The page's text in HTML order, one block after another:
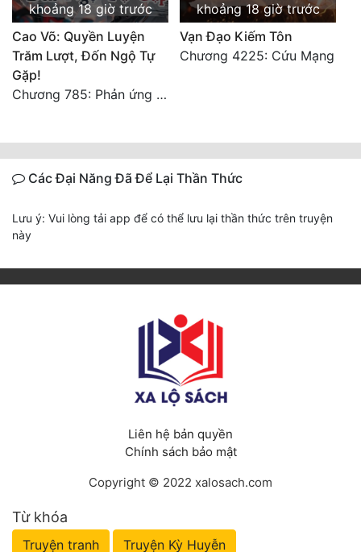
khoảng 18 giờ trước
Cao Võ: Quyền Luyện
Trăm Lượt, Đốn Ngộ Tự
Gặp!
Chương 785: Phản ứng (2)
khoảng 18 giờ trước
Vạn Đạo Kiếm Tôn
Chương 4225: Cứu Mạng
Các Đại Năng Đã Để Lại Thần Thức
Lưu ý: Vui lòng tải app để có thể lưu lại thần thức trên truyện
này
Liên hệ bản quyền
Chính sách bảo mật
Copyright © 2022 xalosach.com
Từ khóa
Truyện tranh Truyện Kỳ Huyễn